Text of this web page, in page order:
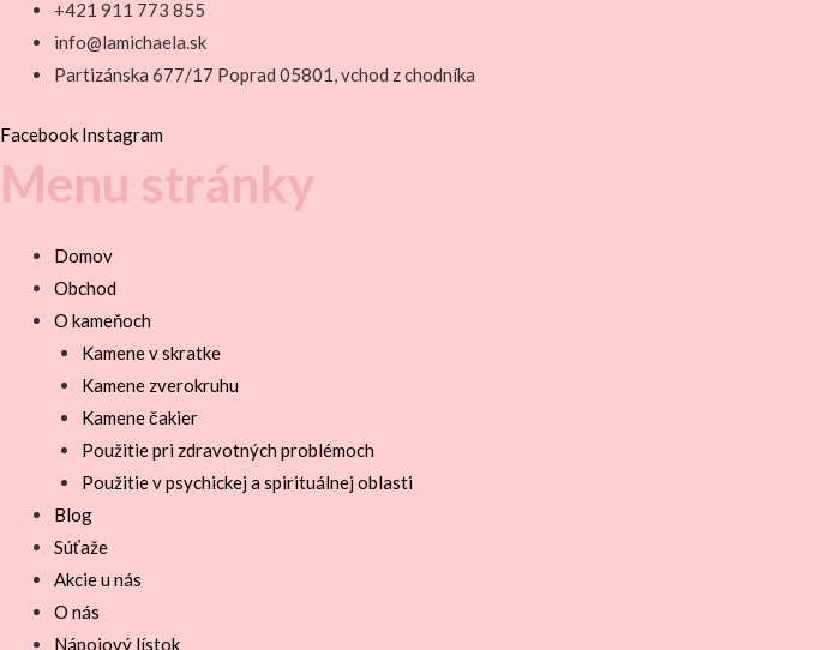
+421 911 773 855
info@lamichaela.sk
Partizánska 677/17 Poprad 05801, vchod z chodníka
Facebook Instagram
Menu stránky
Domov
Obchod
O kameňoch
Kamene v skratke
Kamene zverokruhu
Kamene čakier
Použitie pri zdravotných problémoch
Použitie v psychickej a spirituálnej oblasti
Blog
Súťaže
Akcie u nás
O nás
Nápojový lístok